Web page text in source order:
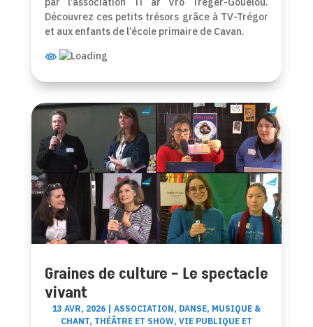
Découvrez ces petits trésors grâce à TV-Trégor
et aux enfants de l’école primaire de Cavan.
Graines de culture – Le spectacle
vivant
13 AVR, 2026| ASSOCIATION, DANSE, MUSIQUE &
CHANT, THÉÂTRE ET SHOW, VIE PUBLIQUE ET